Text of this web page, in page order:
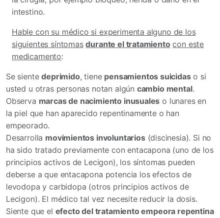
intestino.
Hable con su médico si experimenta alguno de los
siguientes síntomas durante el tratamiento con este
medicamento:
Se sientedeprimido, tiene pensamientos suicidaso si
usted u otras personas notan algún cambio mental.
Observa marcas de nacimiento inusuales o lunares en
la piel que han aparecido repentinamente o han
empeorado.
Desarrolla movimientos involuntarios(discinesia). Si no
ha sido tratado previamente con entacapona (uno de los
principios activos de Lecigon), los síntomas pueden
deberse a que entacapona potencia los efectos de
levodopa y carbidopa (otros principios activos de
Lecigon). El médico tal vez necesite reducir la dosis.
Siente que el efecto del tratamiento empeora repentina